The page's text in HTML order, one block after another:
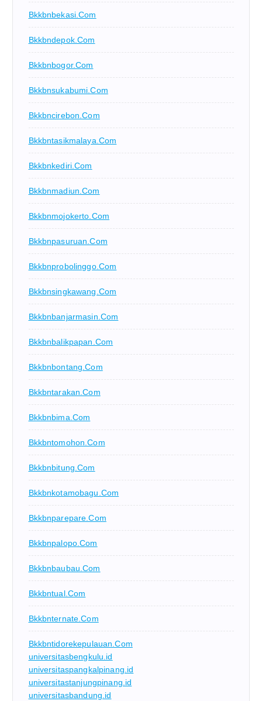
Bkkbnbekasi.com
Bkkbndepok.com
Bkkbnbogor.com
Bkkbnsukabumi.com
Bkkbncirebon.com
Bkkbntasikmalaya.com
Bkkbnkediri.com
Bkkbnmadiun.com
Bkkbnmojokerto.com
Bkkbnpasuruan.com
Bkkbnprobolinggo.com
Bkkbnsingkawang.com
Bkkbnbanjarmasin.com
Bkkbnbalikpapan.com
Bkkbnbontang.com
Bkkbntarakan.com
Bkkbnbima.com
Bkkbntomohon.com
Bkkbnbitung.com
Bkkbnkotamobagu.com
Bkkbnparepare.com
Bkkbnpalopo.com
Bkkbnbaubau.com
Bkkbntual.com
Bkkbnternate.com
Bkkbntidorekepulauan.com
universitasbengkulu.id
universitaspangkalpinang.id
universitastanjungpinang.id
universitasbandung.id